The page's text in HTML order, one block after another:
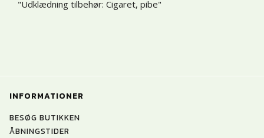
"Udklædning tilbehør: Cigaret, pibe"
INFORMATIONER
BESØG BUTIKKEN
ÅBNINGSTIDER